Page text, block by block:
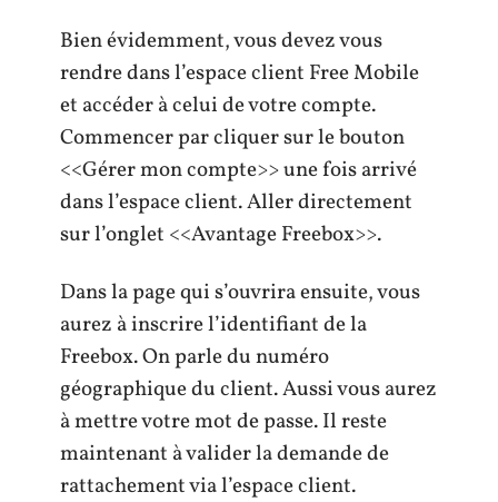
Bien évidemment, vous devez vous
rendre dans l’espace client Free Mobile
et accéder à celui de votre compte.
Commencer par cliquer sur le bouton
<<Gérer mon compte>> une fois arrivé
dans l’espace client. Aller directement
sur l’onglet <<Avantage Freebox>>.
Dans la page qui s’ouvrira ensuite, vous
aurez à inscrire l’identifiant de la
Freebox. On parle du numéro
géographique du client. Aussi vous aurez
à mettre votre mot de passe. Il reste
maintenant à valider la demande de
rattachement via l’espace client.